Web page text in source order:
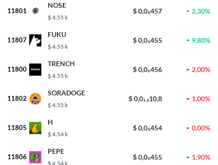
11801
NOSE
$ 4.55 k
$ 0,0₅457 2,30%
11807
FUKU
$ 4.55 k
$ 0,0₅455 9,80%
11800
TRENCH
$ 4.55 k
$ 0,0₅456 2,00%
11802
SORADOGE
$ 4.55 k
$ 0,0₁₃10,8 1,00%
11805
H
$ 4.54 k
$ 0,0₅454 0,00%
11806
PEPE
$ 4.54 k
$ 0,0₅455 1,90%